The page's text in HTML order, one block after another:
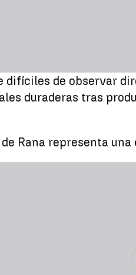
difíciles de observar
duraderas tras
Rana representa una